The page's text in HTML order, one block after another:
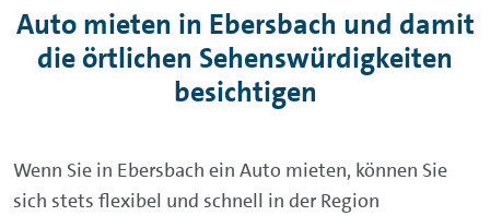
Auto mieten in Ebersbach und damit
die örtlichen Sehenswürdigkeiten
besichtigen
Wenn Sie in Ebersbach ein Auto mieten, können Sie
sich stets flexibel und schnell in der Region